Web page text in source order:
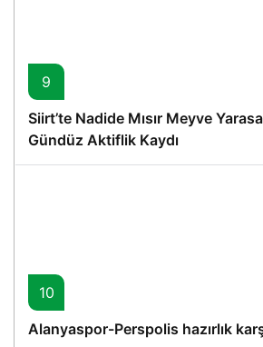
9
Siirt’te Nadide Mısır Meyve
Gündüz Aktiflik Kaydı
10
Alanyaspor-Perspolis hazırlık